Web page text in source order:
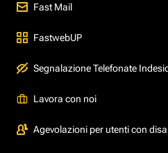
Fast Mail
FastwebUP
Segnalazione Telefonate
Lavora con noi
Agevolazioni per utenti con